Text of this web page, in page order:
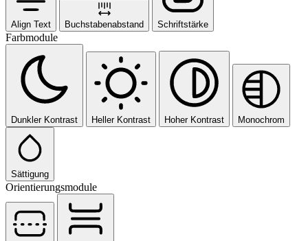
Align Text Buchstabenabstand Schriftstärke
Farbmodule
Dunkler Kontrast Heller Kontrast Hoher Kontrast Monochrom
Sättigung
Orientierungsmodule